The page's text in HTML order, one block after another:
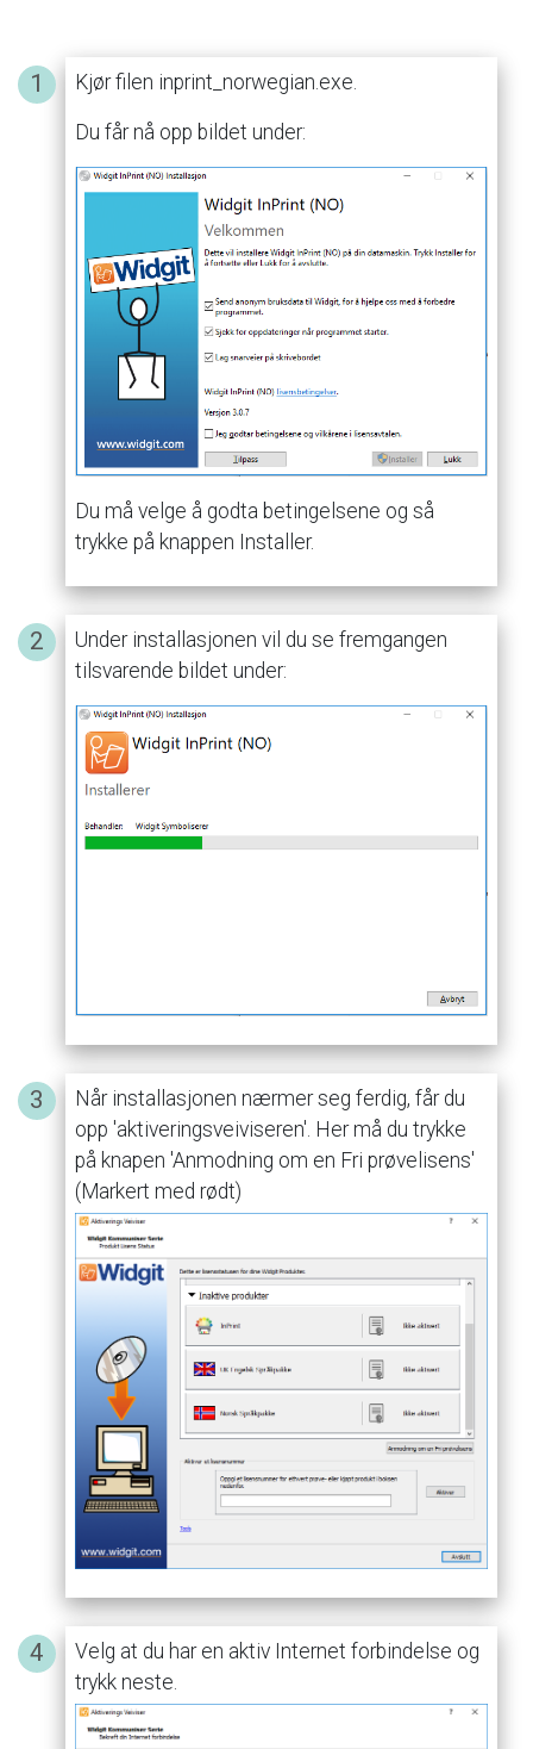
Kjør filen inprint_norwegian.exe.
Du får nå opp bildet under:
Du må velge å godta betingelsene og så
trykke på knappen Installer.
Under installasjonen vil du se fremgangen
tilsvarende bildet under:
Når installasjonen nærmer seg ferdig, får du
opp 'aktiveringsveiviseren'. Her må du trykke
på knapen 'Anmodning om en Fri prøvelisens'
(Markert med rødt)
Velg at du har en aktiv Internet forbindelse og
trykk neste.